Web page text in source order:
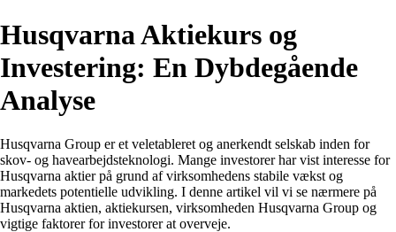
Husqvarna Aktiekurs og
Investering: En Dybdegående
Analyse
Husqvarna Group er et veletableret og anerkendt selskab inden for
skov- og havearbejdsteknologi. Mange investorer har vist interesse for
Husqvarna aktier på grund af virksomhedens stabile vækst og
markedets potentielle udvikling. I denne artikel vil vi se nærmere på
Husqvarna aktien, aktiekursen, virksomheden Husqvarna Group og
vigtige faktorer for investorer at overveje.